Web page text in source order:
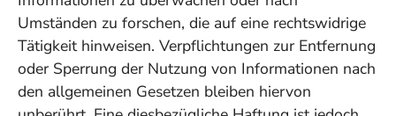
Umständen zu forschen, die auf eine rechtswidrige
Tätigkeit hinweisen. Verpflichtungen zur Entfernung
oder Sperrung der Nutzung von Informationen nach
den allgemeinen Gesetzen bleiben hiervon